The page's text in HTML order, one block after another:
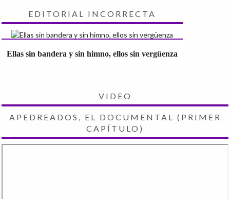
EDITORIAL INCORRECTA
Ellas sin bandera y sin himno, ellos sin vergüenza
VIDEO
APEDREADOS, EL DOCUMENTAL (PRIMER
CAPÍTULO)